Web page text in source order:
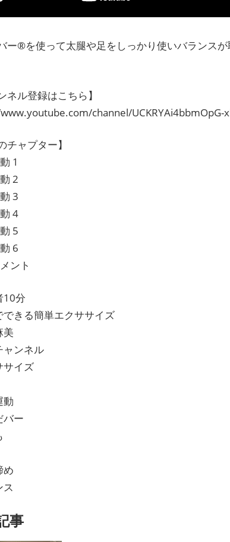
ー®️を使って太腿や足をしっかり使いバランス
ネル登録はこちら】
channel/UCKRYAi4bbmOpG-
チャプター】
1
2
3
4
5
6
ント
10分​
きる簡単エクササイズ
美
ンネル
サイズ
動
バー
め
ス
事